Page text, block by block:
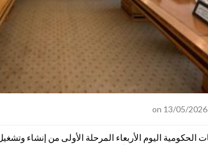
اليوم الأربعاء المرحلة الأولى من إنشاء